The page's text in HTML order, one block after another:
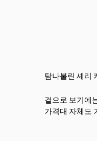
탐나불린 셰리
겉으로 보기에
가격대 자체도